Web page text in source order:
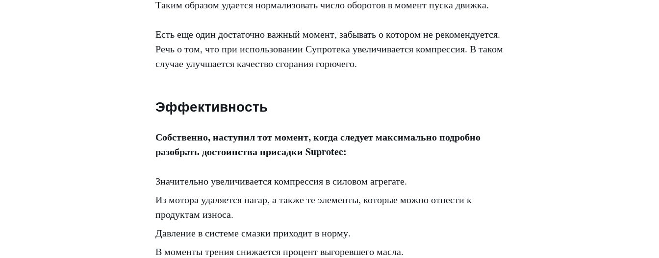
Таким образом удается нормализовать число оборотов в момент пуска движка.
Есть еще один достаточно важный момент, забывать о котором не рекомендуется.
Речь о том, что при использовании Супротека увеличивается компрессия. В таком
случае улучшается качество сгорания горючего.
Эффективность
Собственно, наступил тот момент, когда следует максимально подробно
разобрать достоинства присадки Suprotec:
Значительно увеличивается компрессия в силовом агрегате.
Из мотора удаляется нагар, а также те элементы, которые можно отнести к
продуктам износа.
Давление в системе смазки приходит в норму.
В моменты трения снижается процент выгоревшего масла.